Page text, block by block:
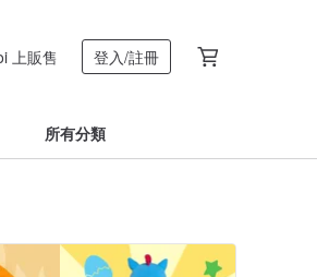
上販售 登入/註冊
所有分類